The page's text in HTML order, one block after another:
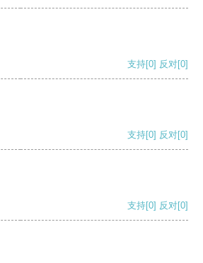
支持[0] 反对[0]
支持[0] 反对[0]
支持[0] 反对[0]